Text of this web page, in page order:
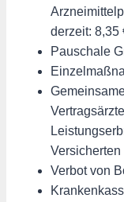
derzeit: 8,35
Pauschale
Verbot von